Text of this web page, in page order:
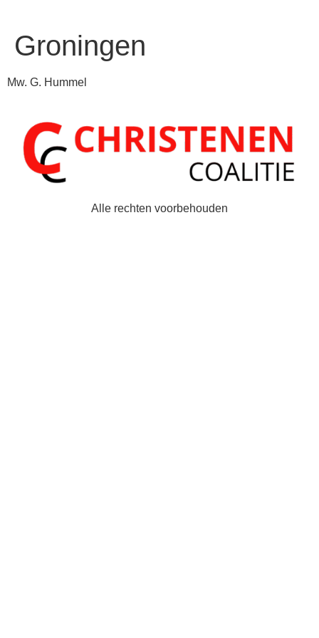
Groningen
Mw. G. Hummel
Alle rechten voorbehouden